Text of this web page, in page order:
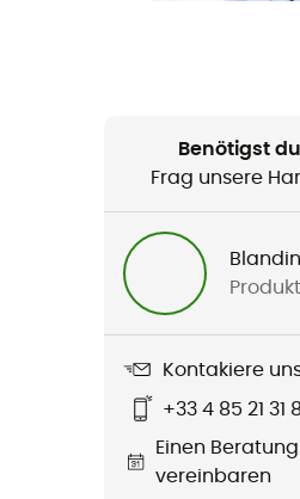
Benötigst
Frag unsere
Kontakiere
+33 4 85 21 31
Einen
vereinbaren